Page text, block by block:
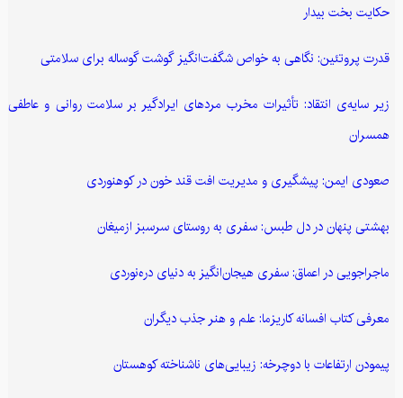
حکایت بخت بیدار
قدرت پروتئین: نگاهی به خواص شگفت‌انگیز گوشت گوساله برای سلامتی
زیر سایه‌ی انتقاد: تأثیرات مخرب مردهای ایرادگیر بر سلامت روانی و عاطفی
همسران
صعودی ایمن: پیشگیری و مدیریت افت قند خون در کوهنوردی
بهشتی پنهان در دل طبس: سفری به روستای سرسبز ازمیغان
ماجراجویی در اعماق: سفری هیجان‌انگیز به دنیای دره‌نوردی
معرفی کتاب افسانه کاریزما: علم و هنر جذب دیگران
پیمودن ارتفاعات با دوچرخه: زیبایی‌های ناشناخته کوهستان